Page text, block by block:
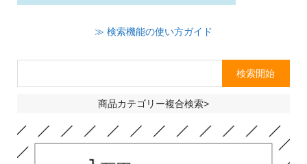
≫ 検索機能の使い方ガイド
商品カテゴリー複合検索>